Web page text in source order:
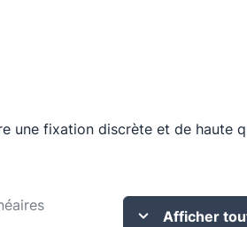
une fixation discrète et de
Afficher